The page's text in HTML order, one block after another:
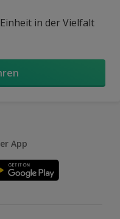
in der Vielfalt
App